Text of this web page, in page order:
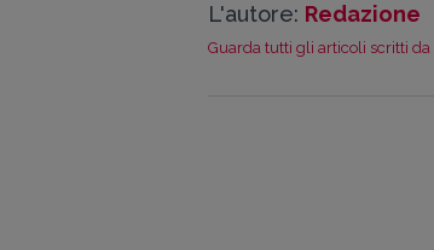
L'autore: Redazione
Guarda tutti gli articoli scritti da